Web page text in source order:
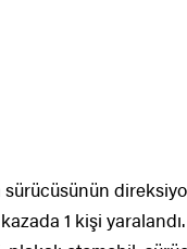
sürücüsünün
1 kişi yaralandı.